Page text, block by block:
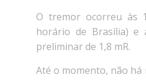
O tremor ocorreu às
horário de Brasília) e
preliminar de 1,8 mR.
Até o momento, não